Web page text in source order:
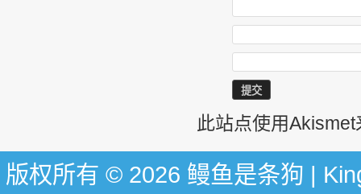
此站点使用
版权所有 © 2026 鳗鱼是条狗 |